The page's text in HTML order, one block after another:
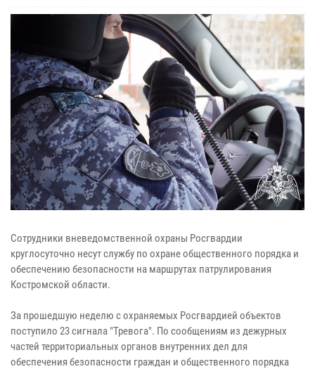
Сотрудники вневедомственной охраны Росгвардии
круглосуточно несут службу по охране общественного порядка и
обеспечению безопасности на маршрутах патрулирования
Костромской области.
За прошедшую неделю с охраняемых Росгвардией объектов
поступило 23 сигнала "Тревога". По сообщениям из дежурных
частей территориальных органов внутренних дел для
обеспечения безопасности граждан и общественного порядка